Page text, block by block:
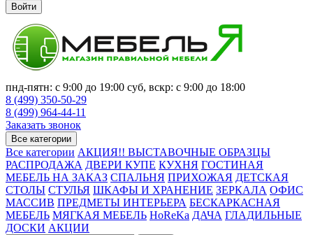
Войти
пнд-пятн: с 9:00 до 19:00 суб, вскр: с 9:00 до 18:00
8 (499) 350-50-29
8 (499) 964-44-11
Заказать звонок
Все категории
Все категории АКЦИЯ!! ВЫСТАВОЧНЫЕ ОБРАЗЦЫ
РАСПРОДАЖА ДВЕРИ КУПЕ КУХНЯ ГОСТИНАЯ
МЕБЕЛЬ НА ЗАКАЗ СПАЛЬНЯ ПРИХОЖАЯ ДЕТСКАЯ
СТОЛЫ СТУЛЬЯ ШКАФЫ И ХРАНЕНИЕ ЗЕРКАЛА ОФИС
МАССИВ ПРЕДМЕТЫ ИНТЕРЬЕРА БЕСКАРКАСНАЯ
МЕБЕЛЬ МЯГКАЯ МЕБЕЛЬ HoReKa ДАЧА ГЛАДИЛЬНЫЕ
ДОСКИ АКЦИИ